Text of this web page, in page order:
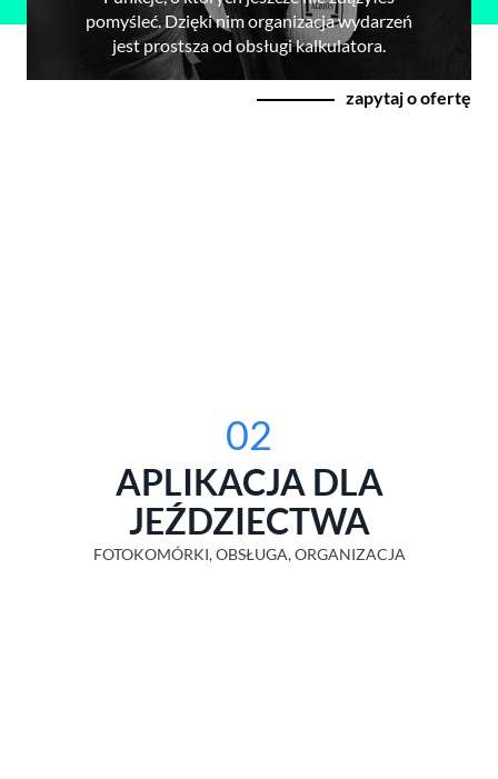
pomyśleć. Dzięki nim organizacja wydarzeń
jest prostsza od obsługi kalkulatora.
zapytaj o ofertę
02
APLIKACJA DLA
JEŹDZIECTWA
FOTOKOMÓRKI, OBSŁUGA, ORGANIZACJA